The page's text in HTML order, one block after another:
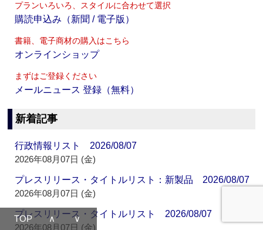
プランいろいろ、スタイルに合わせて選択
購読申込み（新聞 / 電子版）
書籍、電子商材の購入はこちら
オンラインショップ
まずはご登録ください
メールニュース 登録（無料）
新着記事
行政情報リスト 2026/08/07
2026年08月07日 (金)
プレスリリース・タイトルリスト：新製品 2026/08/07
2026年08月07日 (金)
プレスリリース・タイトルリスト 2026/08/07
2026年08月07日 (金)
TOP ∧ ∨